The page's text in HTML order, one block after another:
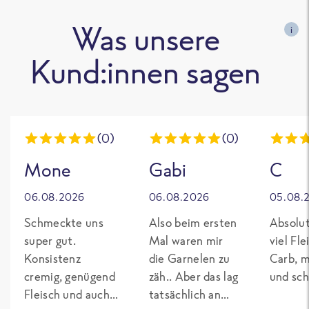
Was unsere
Kund:innen sagen
i
(0)
Mone
06.08.2026
Schmeckte uns
super gut.
Konsistenz
cremig, genügend
Fleisch und auch
(0)
Gabi
06.08.2026
Also beim ersten
Mal waren mir
die Garnelen zu
zäh.. Aber das lag
tatsächlich an
C
viel
Carb,
und